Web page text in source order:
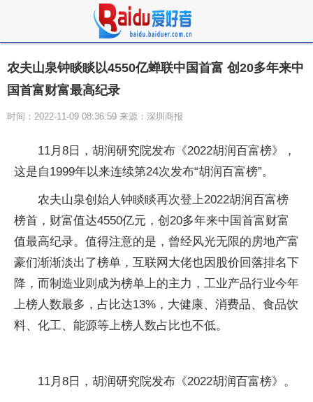
农夫山泉钟睒睒以4550亿蝉联中国首富 创20多年来中
国首富财富最高纪录
时间：2022-11-09 08:36:59 来源：深圳商报
11月8日，胡润研究院发布《2022胡润百富榜》，
这是自1999年以来连续第24次发布“胡润百富榜”。
农夫山泉创始人钟睒睒再次登上2022胡润百富榜
榜首，财富值达4550亿元，创20多年来中国首富财富
值最高纪录。值得注意的是，曾经风光无限的房地产富
豪们渐渐淡出了榜单，互联网大佬也因股价回落排名下
降，而制造业则成为榜单上的主力，工业产品行业今年
上榜人数最多，占比达13%，大健康、消费品、食品饮
料、化工、能源等上榜人数占比也不低。
11月8日，胡润研究院发布《2022胡润百富榜》。